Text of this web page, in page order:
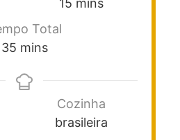
15 mins
Total
35 mins
Cozinha
brasileira